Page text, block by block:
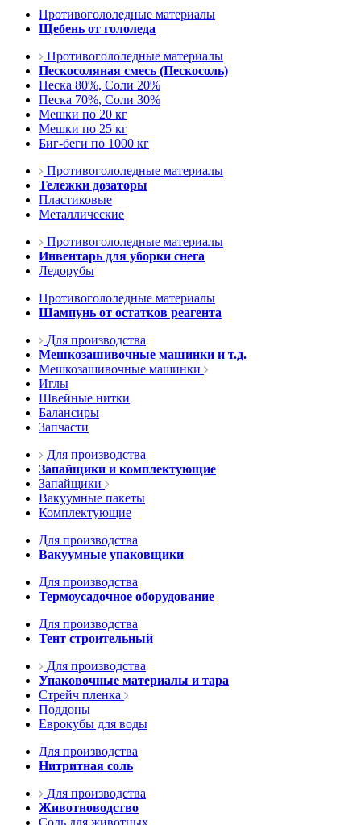
Противогололедные материалы
Щебень от гололеда
Противогололедные материалы
Пескосоляная смесь (Пескосоль)
Песка 80%, Соли 20%
Песка 70%, Соли 30%
Мешки по 20 кг
Мешки по 25 кг
Биг-беги по 1000 кг
Противогололедные материалы
Тележки дозаторы
Пластиковые
Металлические
Противогололедные материалы
Инвентарь для уборки снега
Ледорубы
Противогололедные материалы
Шампунь от остатков реагента
Для производства
Мешкозашивочные машинки и т.д.
Мешкозашивочные машинки
Иглы
Швейные нитки
Балансиры
Запчасти
Для производства
Запайщики и комплектующие
Запайщики
Вакуумные пакеты
Комплектующие
Для производства
Вакуумные упаковщики
Для производства
Термоусадочное оборудование
Для производства
Тент строительный
Для производства
Упаковочные материалы и тара
Стрейч пленка
Поддоны
Еврокубы для воды
Для производства
Нитритная соль
Для производства
Животноводство
Соль для животных